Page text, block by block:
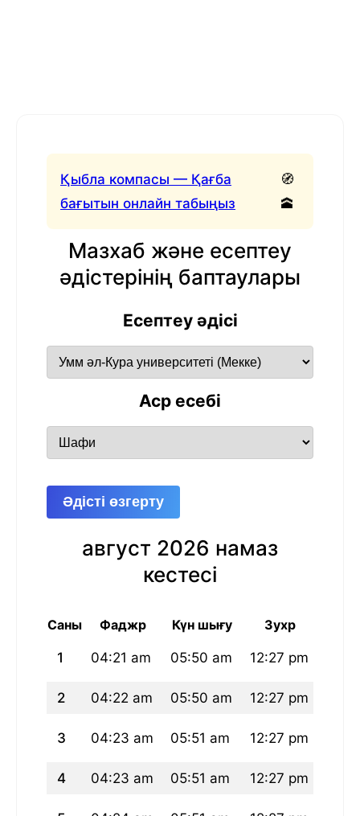
Қыбла компасы — Қағба
бағытын онлайн табыңыз
🧭
🕋
Мазхаб және есептеу
әдістерінің баптаулары
Есептеу әдісі
Аср есебі
Әдісті өзгерту
август 2026 намаз
кестесі
Саны Фаджр Күн шығу Зухр
1 04:21 am 05:50 am 12:27 pm
2 04:22 am 05:50 am 12:27 pm
3 04:23 am 05:51 am 12:27 pm
4 04:23 am 05:51 am 12:27 pm